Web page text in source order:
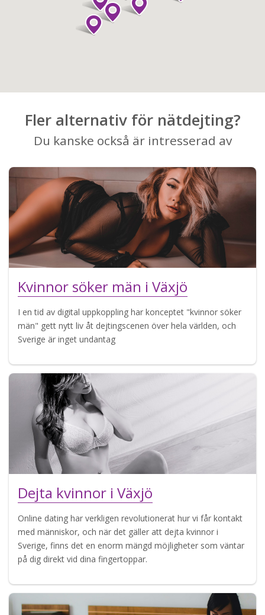
Fler alternativ för nätdejting?
Du kanske också är intresserad av
Kvinnor söker män i Växjö
I en tid av digital uppkoppling har konceptet "kvinnor söker
män" gett nytt liv åt dejtingscenen över hela världen, och
Sverige är inget undantag
Dejta kvinnor i Växjö
Online dating har verkligen revolutionerat hur vi får kontakt
med människor, och när det gäller att dejta kvinnor i
Sverige, finns det en enorm mängd möjligheter som väntar
på dig direkt vid dina fingertoppar.